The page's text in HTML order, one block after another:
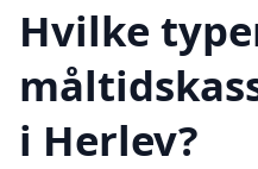
Hvilke
i Herlev?